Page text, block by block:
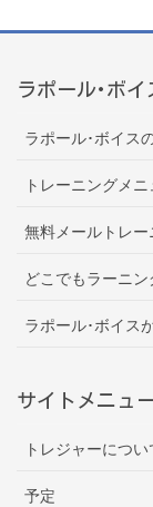
ラポール･ボ
ラポール･ボイス
トレーニングメニ
無料メールトレー
どこでもラーニン
ラポール･ボイス
サイトメニュ
トレジャーについ
予定